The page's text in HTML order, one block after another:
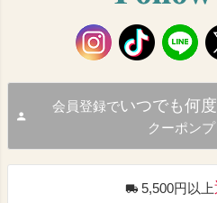
会員登録でいつでも何
クーポン
5,500円以上